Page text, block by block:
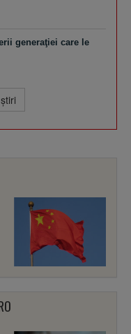
generaţiei care le